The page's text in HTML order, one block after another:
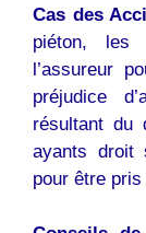
Cas des
piéton, les
l’assureur
préjudice
résultant du
ayants droit
pour être